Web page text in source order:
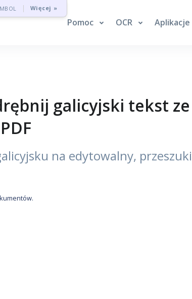
Więcej »
Pomoc OCR Aplikacje
galicyjski tekst ze
na edytowalny,